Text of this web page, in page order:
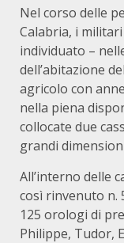
Nel corso delle
Calabria, i
individuato –
dell’abitazione
agricolo con
nella piena
collocate due
grandi
All’interno delle
così rinvenuto n.
125 orologi di
Philippe, Tudor,